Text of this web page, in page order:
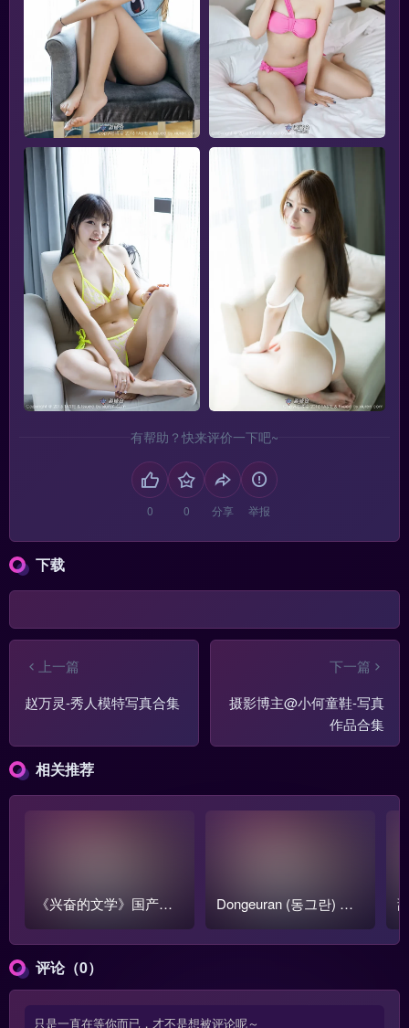
有帮助？快来评价一下吧~
分享 举报
下载
上一篇
赵万灵-秀人模特写真合集
下一篇
摄影博主@小何童鞋-写真
作品合集
相关推荐
《兴奋的文学》国产跳
蛋阅读1-3季全集【含番
外篇】
Dongeuran (동그란) 写
真COS作品原图合集
评论（0）